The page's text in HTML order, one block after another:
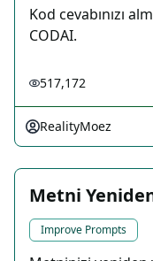
Kod cevabınızı
CODAI.
517,172
RealityMoez
Metni
Improve Prompts